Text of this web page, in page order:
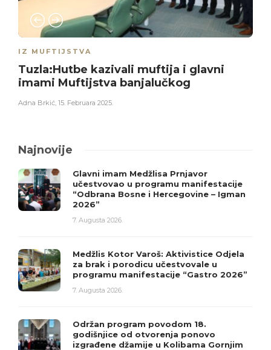
IZ MUFTIJSTVA
Tuzla:Hutbe kazivali muftija i glavni
imami Muftijstva banjalučkog
Adna Brkić, 15. Februara 2025.
Najnovije
Glavni imam Medžlisa Prnjavor
učestvovao u programu manifestacije
“Odbrana Bosne i Hercegovine – Igman
2026”
7. Augusta 2026.
Medžlis Kotor Varoš: Aktivistice Odjela
za brak i porodicu učestvovale u
programu manifestacije “Gastro 2026”
7. Augusta 2026.
Održan program povodom 18.
godišnjice od otvorenja ponovo
izgrađene džamije u Kolibama Gornjim